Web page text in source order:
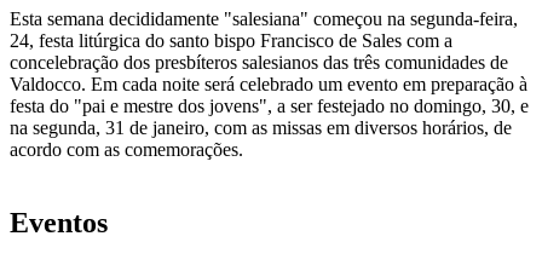
Esta semana decididamente "salesiana" começou na segunda-feira,
24, festa litúrgica do santo bispo Francisco de Sales com a
concelebração dos presbíteros salesianos das três comunidades de
Valdocco. Em cada noite será celebrado um evento em preparação à
festa do "pai e mestre dos jovens", a ser festejado no domingo, 30, e
na segunda, 31 de janeiro, com as missas em diversos horários, de
acordo com as comemorações.
Eventos